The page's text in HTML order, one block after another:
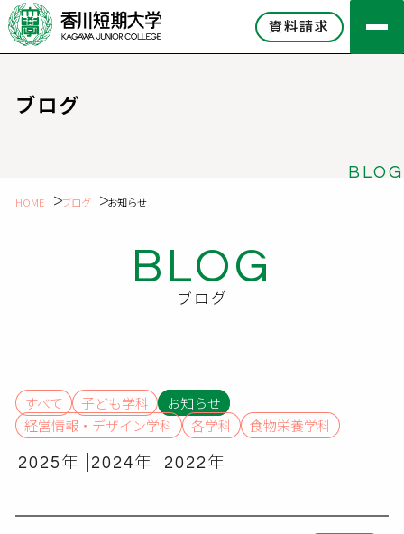
資料請求
ブログ
BLOG
HOME ブログ お知らせ
BLOG
ブログ
すべて 子ども学科
お知らせ
経営情報・デザイン学科
各学科 食物栄養学科
2025年 2024年 2022年